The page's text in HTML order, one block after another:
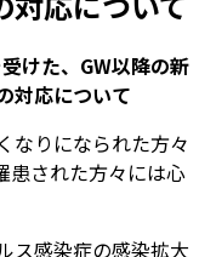
けた、GW以降の新
対応について
なりになられた方々
患された方々には心
ス感染症の感染拡大